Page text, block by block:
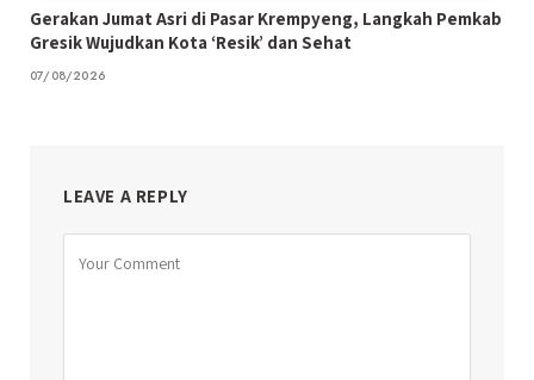
Gerakan Jumat Asri di Pasar Krempyeng, Langkah Pemkab
Gresik Wujudkan Kota ‘Resik’ dan Sehat
07/08/2026
LEAVE A REPLY